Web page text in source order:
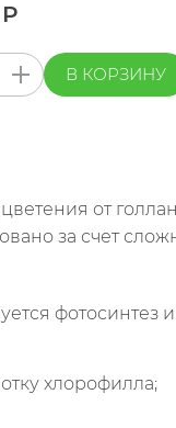
В КОРЗИНУ
от
за счет
фотосинтез и
хлорофилла;